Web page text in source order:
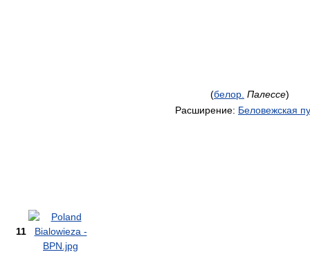
(белор. Палессе)
11
Расширение: Беловежская